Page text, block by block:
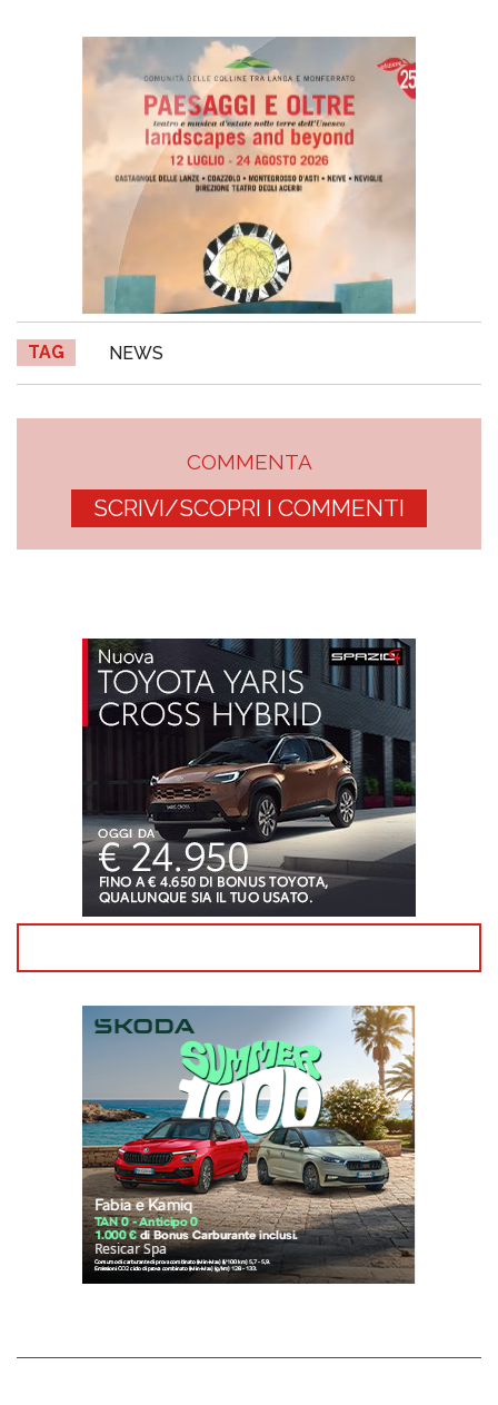
TAG NEWS
COMMENTA
SCRIVI/SCOPRI I COMMENTI